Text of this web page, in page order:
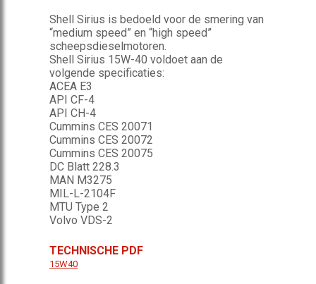
Shell Sirius is bedoeld voor de smering van
“medium speed” en “high speed”
scheepsdieselmotoren.
Shell Sirius 15W-40 voldoet aan de
volgende specificaties:
ACEA E3
API CF-4
API CH-4
Cummins CES 20071
Cummins CES 20072
Cummins CES 20075
DC Blatt 228.3
MAN M3275
MIL-L-2104F
MTU Type 2
Volvo VDS-2
TECHNISCHE PDF
15W40